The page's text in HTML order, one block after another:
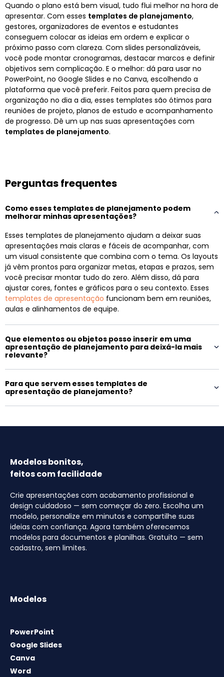
Quando o plano está bem visual, tudo flui melhor na hora de
apresentar. Com esses templates de planejamento,
gestores, organizadores de eventos e estudantes
conseguem colocar as ideias em ordem e explicar o
próximo passo com clareza. Com slides personalizáveis,
você pode montar cronogramas, destacar marcos e definir
objetivos sem complicação. E o melhor: dá para usar no
PowerPoint, no Google Slides e no Canva, escolhendo a
plataforma que você preferir. Feitos para quem precisa de
organização no dia a dia, esses templates são ótimos para
reuniões de projeto, planos de estudo e acompanhamento
de progresso. Dê um up nas suas apresentações com
templates de planejamento.
Perguntas frequentes
Como esses templates de planejamento podem
melhorar minhas apresentações?
Esses templates de planejamento ajudam a deixar suas
apresentações mais claras e fáceis de acompanhar, com
um visual consistente que combina com o tema. Os layouts
já vêm prontos para organizar metas, etapas e prazos, sem
você precisar montar tudo do zero. Além disso, dá para
ajustar cores, fontes e gráficos para o seu contexto. Esses
templates de apresentação funcionam bem em reuniões,
aulas e alinhamentos de equipe.
Que elementos ou objetos posso inserir em uma
apresentação de planejamento para deixá-la mais
relevante?
Para que servem esses templates de
apresentação de planejamento?
Modelos bonitos,
feitos com facilidade
Crie apresentações com acabamento profissional e
design cuidadoso — sem começar do zero. Escolha um
modelo, personalize em minutos e compartilhe suas
ideias com confiança. Agora também oferecemos
modelos para documentos e planilhas. Gratuito — sem
cadastro, sem limites.
Modelos
PowerPoint
Google Slides
Canva
Word